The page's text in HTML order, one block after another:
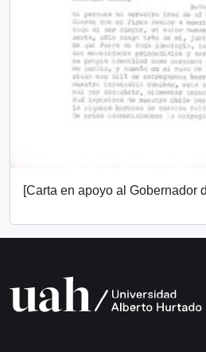
[Carta en apoyo al Gobernador